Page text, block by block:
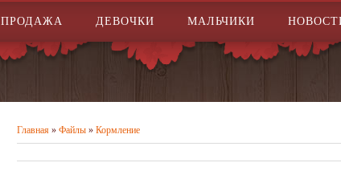
ПРОДАЖА ДЕВОЧКИ МАЛЬЧИКИ
Главная » Файлы » Кормление